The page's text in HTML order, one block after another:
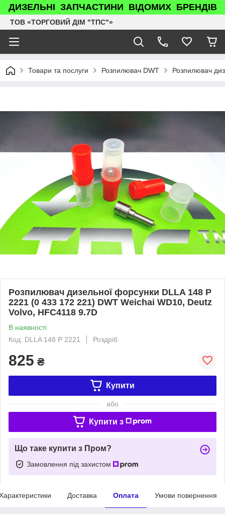
ДИЗЕЛЬНІ ЗАПЧАСТИНИ ВІДОМИХ БРЕНДІВ
ТОВ «ТОРГОВИЙ ДІМ "ТПС"»
Товари та послуги Розпилювач DWT Розпилювач
Розпилювач дизельної форсунки DLLA 148 P
2221 (0 433 172 221) DWT Weichai WD10, Deutz
Volvo, HFC4118 9.7D
В наявності
Код: DLLA 148 P 2221
Роздріб
825 ₴
Купити
або
Купити з
Що таке купити з Пром?
Замовлення під захистом
Доставка Оплата Умови повернення